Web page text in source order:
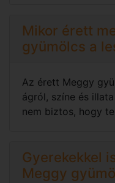
Mikor érett
gyümölcs a
Az érett Meggy
ágról, színe és
nem biztos, hogy
Gyerekekkel
Meggy